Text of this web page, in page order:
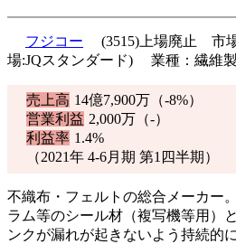
フジコー
(3515)上場廃止 市
場:JQスタンダード) 業種：繊維
売上高 14億7,900万（-8%）
営業利益 2,000万（-）
利益率 1.4%
（2021年 4-6月期 第1四半期）
不織布・フェルトの総合メーカー
ラム等のシール材（複写機等用）
ンクが漏れが起きないよう持続的